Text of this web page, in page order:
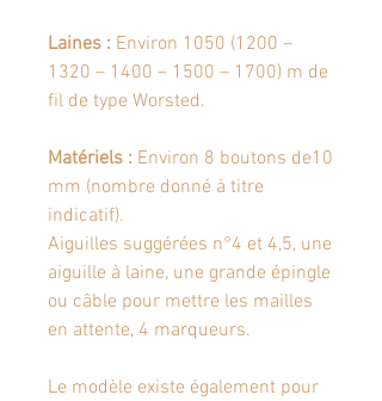
Laines : Environ 1050 (1200 –
1320 – 1400 – 1500 – 1700) m de
fil de type Worsted.
Matériels : Environ 8 boutons de10
mm (nombre donné à titre
indicatif).
Aiguilles suggérées n°4 et 4,5, une
aiguille à laine, une grande épingle
ou câble pour mettre les mailles
en attente, 4 marqueurs.
Le modèle existe également pour